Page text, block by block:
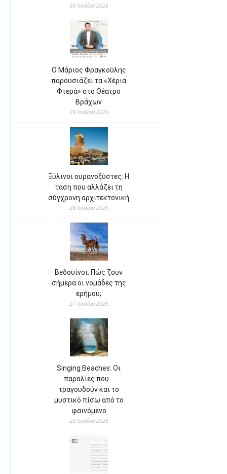
30 Ιουλίου 2026
Ο Μάριος Φραγκούλης
παρουσιάζει τα «Χέρια
Φτερά» στο Θέατρο
Βράχων
29 Ιουλίου 2026
Ξύλινοι ουρανοξύστες: Η
τάση που αλλάζει τη
σύγχρονη αρχιτεκτονική
28 Ιουλίου 2026
Βεδουίνοι: Πώς ζουν
σήμερα οι νομάδες της
ερήμου;
27 Ιουλίου 2026
Singing Beaches: Οι
παραλίες που…
τραγουδούν και το
μυστικό πίσω από το
φαινόμενο
23 Ιουλίου 2026